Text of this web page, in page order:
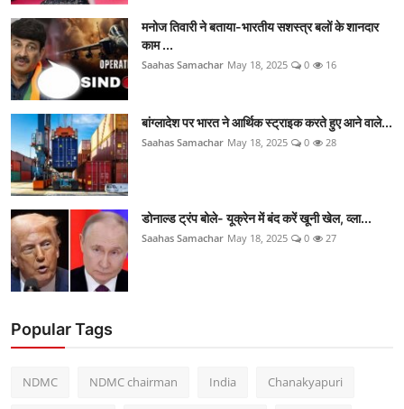
मनोज तिवारी ने बताया-भारतीय सशस्त्र बलों के शानदार
काम ...
Saahas Samachar May 18, 2025 0 16
बांग्लादेश पर भारत ने आर्थिक स्ट्राइक करते हुए आने वाले...
Saahas Samachar May 18, 2025 0 28
डोनाल्ड ट्रंप बोले- यूक्रेन में बंद करें खूनी खेल, व्ला...
Saahas Samachar May 18, 2025 0 27
Popular Tags
NDMC NDMC chairman India Chanakyapuri